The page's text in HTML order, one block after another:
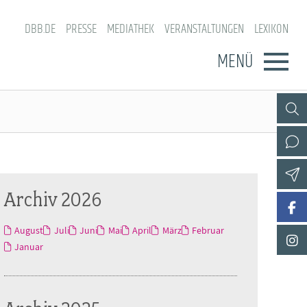
DBB.DE PRESSE MEDIATHEK VERANSTALTUNGEN LEXIKON
MENÜ
Archiv 2026
August Juli Juni Mai April März
Februar
Januar